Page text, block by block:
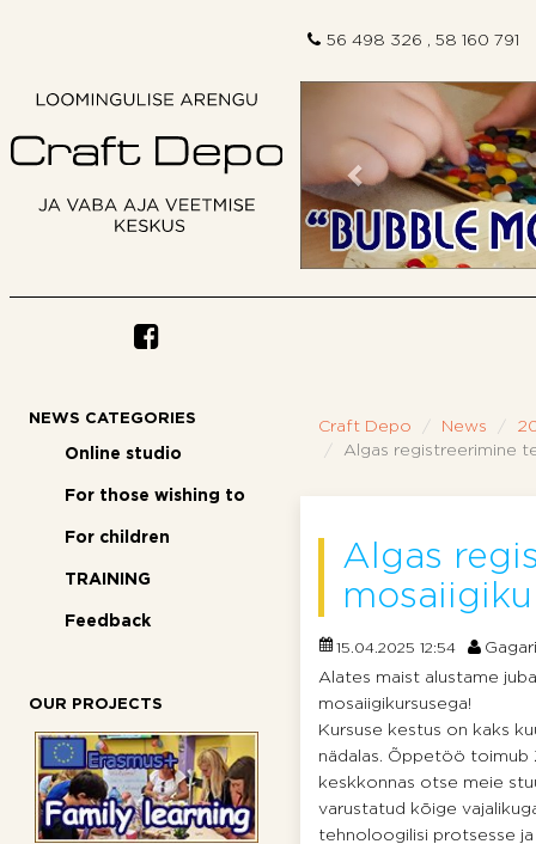
56 498 326 , 58 160 791
Previous
NEWS CATEGORIES
Online studio
For those wishing to
For children
TRAINING
Feedback
OUR PROJECTS
Craft Depo News
Algas registreerimine
Algas
15.04.2025 12:54
Alates maist alustame
mosaiigikursusega!
Kursuse kestus on kaks
nädalas. Õppetöö toimub
keskkonnas otse meie
varustatud kõige
tehnoloogilisi protsesse